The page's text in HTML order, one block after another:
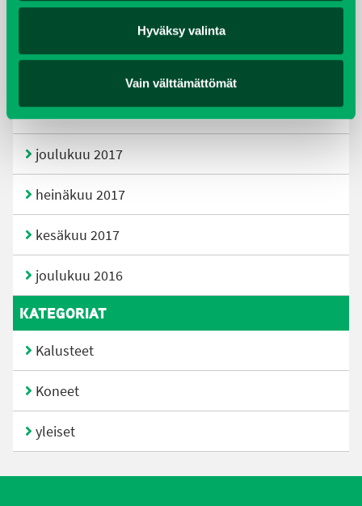
Hyväksy valinta
Vain välttämättömät
tammikuu 2018
joulukuu 2017
heinäkuu 2017
kesäkuu 2017
joulukuu 2016
KATEGORIAT
Kalusteet
Koneet
yleiset